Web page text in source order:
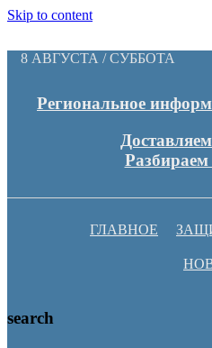
Skip to content
8 АВГУСТА / СУББОТА
Региональное
ГЛАВНОЕ
search